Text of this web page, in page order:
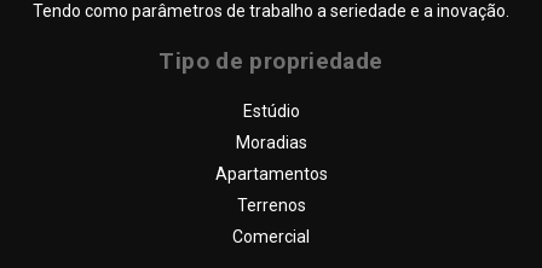
DAYSE ALMEIDA – IMOBILIÁRIA
PROPRIEDADES
SERVIÇOS
Tendo como parâmetros de trabalho a seriedade e a inovação.
Tipo de propriedade
Estúdio
Moradias
Apartamentos
Terrenos
Comercial